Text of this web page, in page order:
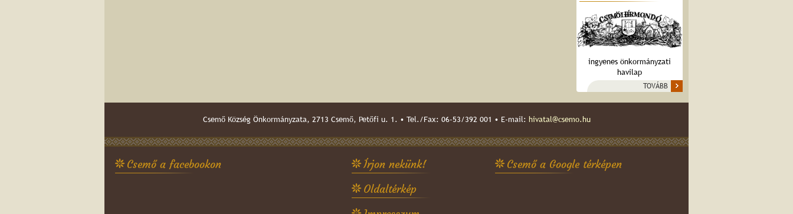
ingyenes önkormányzati
havilap
TOVÁBB
Csemő Község Önkormányzata, 2713 Csemő, Petőfi u. 1. • Tel./Fax: 06-53/392 001 • E-mail: hivatal@csemo.hu
Csemő a facebookon
Írjon nekünk!
Oldaltérkép
Csemő a Google térképen